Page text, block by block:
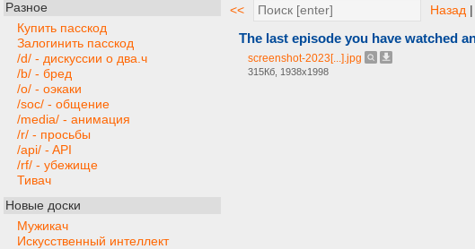
Разное
Купить пасскод
Залогинить пасскод
/d/ - дискуссии о два.ч
/b/ - бред
/o/ - оэкаки
/soc/ - общение
/media/ - анимация
/r/ - просьбы
/api/ - API
/rf/ - убежище
Тивач
Новые доски
Мужикач
Искусственный интеллект
<< Назад |
The last episode you have watched
screenshot-2023[...].jpg
315Кб, 1938x1998